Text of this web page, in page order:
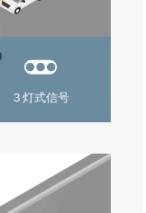
３灯式信号